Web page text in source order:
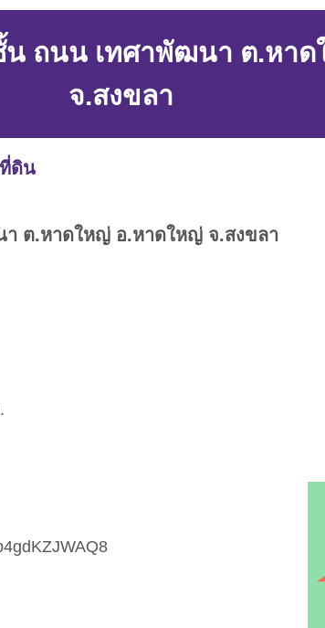
ถนน เทศาพัฒนา ต.หา
จ.สงขลา
ที่ดิน
ต.หาดใหญ่ อ.หาดใหญ่ จ.สงขลา